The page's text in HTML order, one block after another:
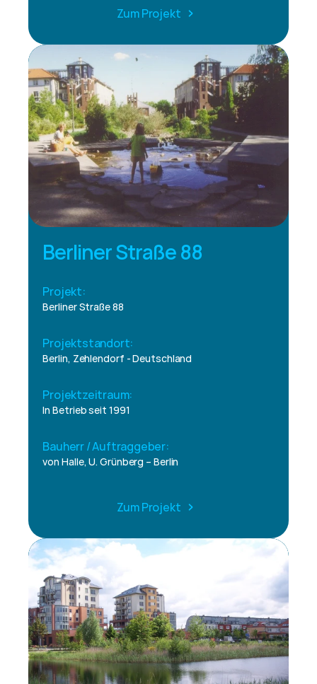
Zum Projekt
Berliner Straße 88
Projekt:
Berliner Straße 88
Projektstandort:
Berlin, Zehlendorf - Deutschland
Projektzeitraum:
In Betrieb seit 1991
Bauherr / Auftraggeber:
von Halle, U. Grünberg – Berlin
Zum Projekt